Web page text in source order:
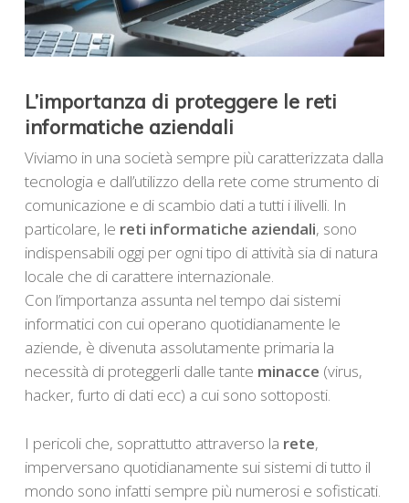
L’importanza di proteggere le reti
informatiche aziendali
Viviamo in una società sempre più caratterizzata dalla
tecnologia e dall’utilizzo della rete come strumento di
comunicazione e di scambio dati a tutti i ilivelli. In
particolare, le reti informatiche aziendali, sono
indispensabili oggi per ogni tipo di attività sia di natura
locale che di carattere internazionale.
Con l’importanza assunta nel tempo dai sistemi
informatici con cui operano quotidianamente le
aziende, è divenuta assolutamente primaria la
necessità di proteggerli dalle tante minacce (virus,
hacker, furto di dati ecc) a cui sono sottoposti.
I pericoli che, soprattutto attraverso la rete,
imperversano quotidianamente sui sistemi di tutto il
mondo sono infatti sempre più numerosi e sofisticati.